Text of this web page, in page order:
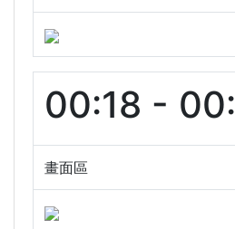
00:18 -
畫面區